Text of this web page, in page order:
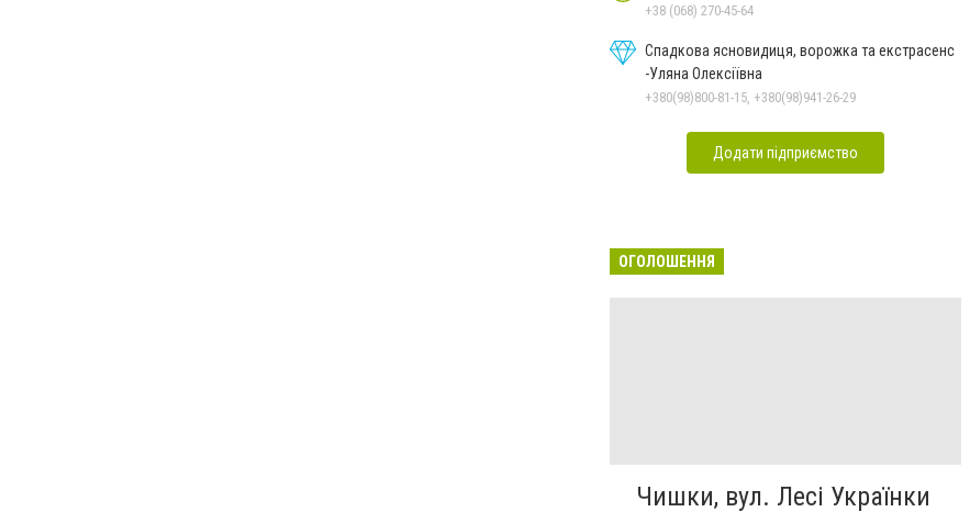
+38 (068) 270-45-64
Спадкова ясновидиця, ворожка та екстрасенс
-Уляна Олексіївна
+380(98)800-81-15, +380(98)941-26-29
Додати підприємство
ОГОЛОШЕННЯ
Чишки, вул. Лесі Українки